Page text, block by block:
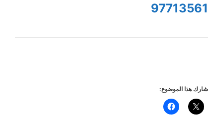
97713561
شارك هذا الموضوع: